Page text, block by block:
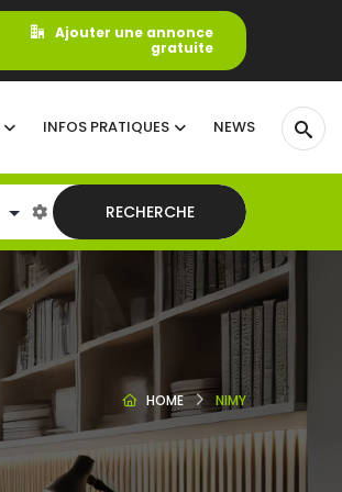
Ajouter une annonce
gratuite
INFOS PRATIQUES NEWS
RECHERCHE
HOME NIMY